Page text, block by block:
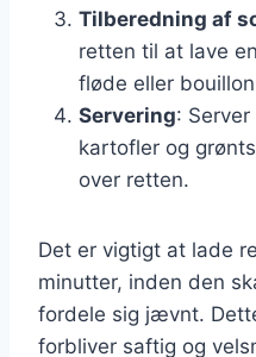
Tilberedning af
retten til at lave
fløde eller
Servering:
kartofler og
over retten.
Det er vigtigt at lade
minutter, inden den
fordele sig jævnt.
forbliver saftig og